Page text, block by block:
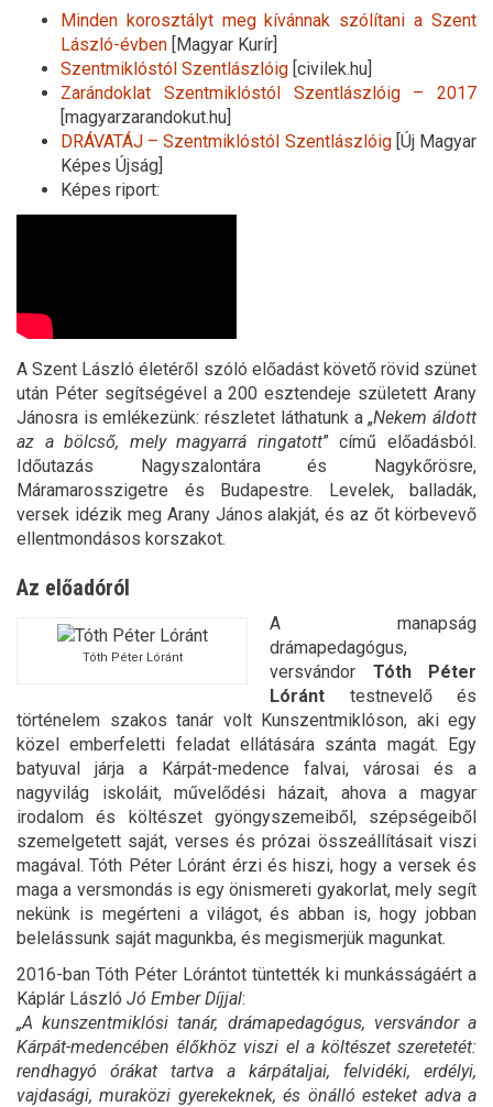
Minden korosztályt meg kívánnak szólítani a Szent
László-évben [Magyar Kurír]
Szentmiklóstól Szentlászlóig [civilek.hu]
Zarándoklat Szentmiklóstól Szentlászlóig – 2017
[magyarzarandokut.hu]
DRÁVATÁJ – Szentmiklóstól Szentlászlóig[Új Magyar
Képes Újság]
Képes riport:
A Szent László életéről szóló előadást követő rövid szünet
után Péter segítségével a 200 esztendeje született Arany
Jánosra is emlékezünk: részletet láthatunk a „Nekem áldott
az a bölcső, mely magyarrá ringatott” című előadásból.
Időutazás Nagyszalontára és Nagykőrösre,
Máramarosszigetre és Budapestre. Levelek, balladák,
versek idézik meg Arany János alakját, és az őt körbevevő
ellentmondásos korszakot.
Az előadóról
Tóth Péter Lóránt
A manapság
drámapedagógus,
versvándor Tóth Péter
Lóránt testnevelő és
történelem szakos tanár volt Kunszentmiklóson, aki egy
közel emberfeletti feladat ellátására szánta magát. Egy
batyuval járja a Kárpát-medence falvai, városai és a
nagyvilág iskoláit, művelődési házait, ahova a magyar
irodalom és költészet gyöngyszemeiből, szépségeiből
szemelgetett saját, verses és prózai összeállításait viszi
magával. Tóth Péter Lóránt érzi és hiszi, hogy a versek és
maga a versmondás is egy önismereti gyakorlat, mely segít
nekünk is megérteni a világot, és abban is, hogy jobban
belelássunk saját magunkba, és megismerjük magunkat.
2016-ban Tóth Péter Lórántot tüntették ki munkásságáért a
Káplár László Jó Ember Díjjal:
„A kunszentmiklósi tanár, drámapedagógus, versvándor a
Kárpát-medencében élőkhöz viszi el a költészet szeretetét:
rendhagyó órákat tartva a kárpátaljai, felvidéki, erdélyi,
vajdasági, muraközi gyerekeknek, és önálló esteket adva a